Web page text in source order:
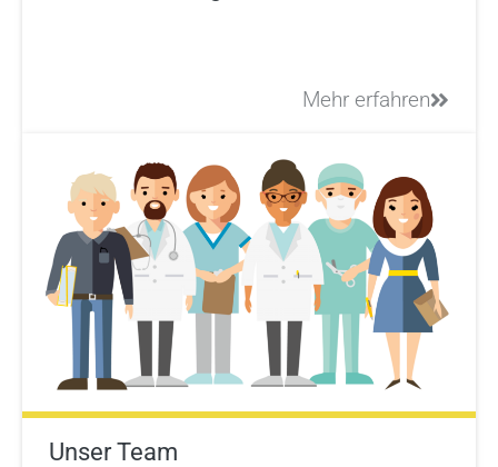
Mehr erfahren
Unser Team